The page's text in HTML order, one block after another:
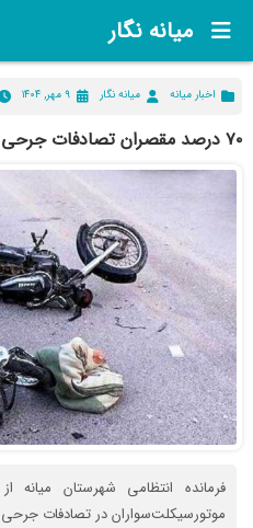
میانه نگار
اخبار میانه میانه نگار ۹ مهر, ۱۴۰۴
۷۰ درصد مقصران تصادفات جرحی در میانه موتور سواران هستند
موتورسیکلت‌سواران در تصادفات